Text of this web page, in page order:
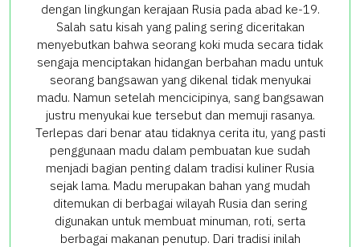
dengan lingkungan kerajaan Rusia pada abad ke-19.
Salah satu kisah yang paling sering diceritakan
menyebutkan bahwa seorang koki muda secara tidak
sengaja menciptakan hidangan berbahan madu untuk
seorang bangsawan yang dikenal tidak menyukai
madu. Namun setelah mencicipinya, sang bangsawan
justru menyukai kue tersebut dan memuji rasanya.
Terlepas dari benar atau tidaknya cerita itu, yang pasti
penggunaan madu dalam pembuatan kue sudah
menjadi bagian penting dalam tradisi kuliner Rusia
sejak lama. Madu merupakan bahan yang mudah
ditemukan di berbagai wilayah Rusia dan sering
digunakan untuk membuat minuman, roti, serta
berbagai makanan penutup. Dari tradisi inilah